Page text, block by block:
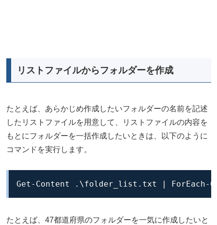
リストファイルからフォルダーを作成
たとえば、あらかじめ作成したいフォルダーの名前を記述
したリストファイルを用意して、リストファイルの内容を
もとにフォルダーを一括作成したいときは、以下のように
コマンドを実行します。
Get-Content .\folder_list.txt | ForEach-
たとえば、47都道府県のフォルダーを一気に作成したいと